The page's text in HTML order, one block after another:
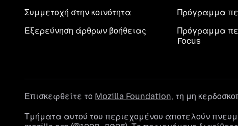
Συμμετοχή στην κοινότητα
Εξερεύνηση άρθρων βοήθειας
Πρόγραμμα
Πρόγραμμα
Focus
Επισκεφθείτε το Mozilla Foundation, τη μη
Τμήματα αυτού του περιεχομένου αποτελούν